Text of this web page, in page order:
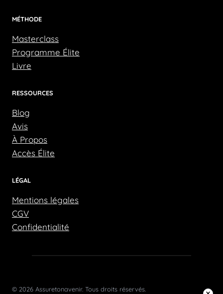
MÉTHODE
Masterclass
Programme Élite
Livre
RESSOURCES
Blog
Avis
À Propos
Accès Élite
LÉGAL
Mentions légales
CGV
Confidentialité
© 2026 Assuretonavenir. Tous droits réservés.